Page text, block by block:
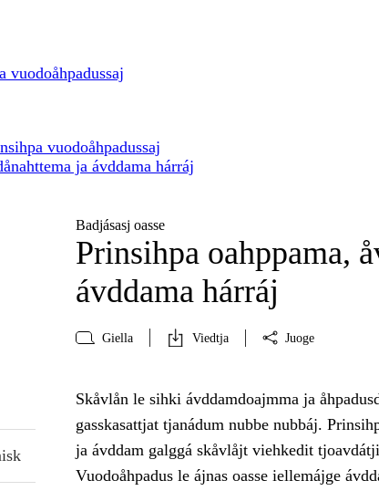
vuodoåhpadussaj
vuodoåhpadussaj
ja ávddama hárráj
Badjásasj oasse
Prinsihpa oahppama,
ávddama hárráj
Giella Viedtja Juoge
Skåvlån le sihki ávddamdoajmma ja
gasskasattjat tjanádum nubbe nubbáj.
ja ávddam galggá skåvlåjt viehkedit
Vuodoåhpadus le ájnas oasse iellemájge